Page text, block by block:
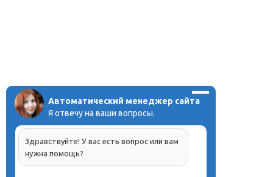
Автоматический менеджер сайта
Я отвечу на ваши вопросы.
Здравствуйте! У вас есть вопрос или вам
нужна помощь?